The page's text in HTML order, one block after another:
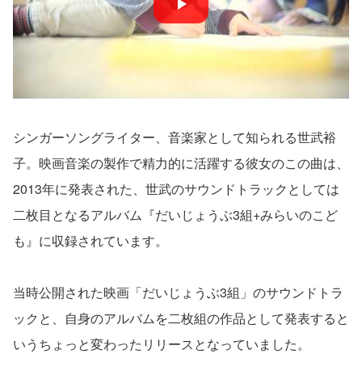
シンガーソングライター、音楽家として知られる世武裕
子。映画音楽の製作で精力的に活躍する彼女のこの曲は、
2013年に発表された、世武のサウンドトラックとしては
二枚目となるアルバム『だいじょうぶ3組+みらいのこど
も』に収録されています。
当時公開された映画「だいじょうぶ3組」のサウンドトラ
ックと、自身のアルバムを二枚組の作品として発表すると
いうちょっと変わったリリースとなっていました。